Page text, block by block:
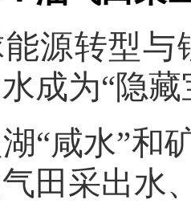
源转型与
成为“隐藏
“咸水”和
田采出水